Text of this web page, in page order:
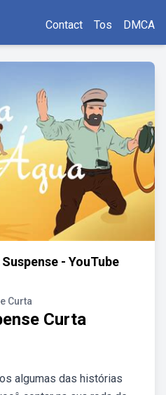
Contact Tos DMCA
- YouTube
Curta
Curta
algumas das histórias